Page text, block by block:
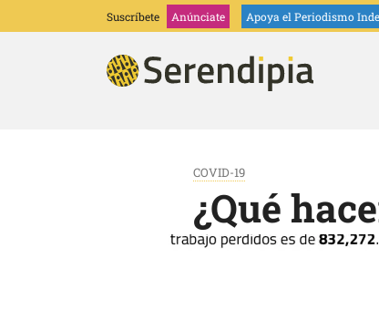
Suscríbete Anúnciate Apoya el Periodismo
COVID-19
¿Qué